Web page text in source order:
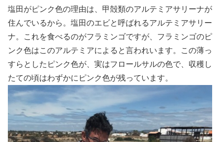
塩田がピンク色の理由は、甲殻類のアルテミアサリーナが
住んでいるから。塩田のエビと呼ばれるアルテミアサリー
ナ。これを食べるのがフラミンゴですが、フラミンゴのピ
ンク色はこのアルテミアによると言われいます。この薄っ
すらとしたピンク色が、実はフロールサルの色で、収穫し
たての頃はわずかにピンク色が残っています。